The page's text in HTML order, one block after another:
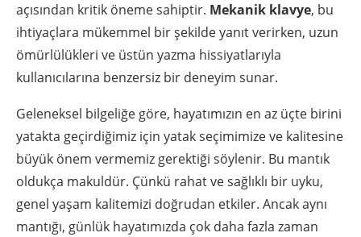
açısından kritik öneme sahiptir. Mekanik klavye, bu
ihtiyaçlara mükemmel bir şekilde yanıt verirken, uzun
ömürlülükleri ve üstün yazma hissiyatlarıyla
kullanıcılarına benzersiz bir deneyim sunar.
Geleneksel bilgeliğe göre, hayatımızın en az üçte birini
yatakta geçirdiğimiz için yatak seçimimize ve kalitesine
büyük önem vermemiz gerektiği söylenir. Bu mantık
oldukça makuldür. Çünkü rahat ve sağlıklı bir uyku,
genel yaşam kalitemizi doğrudan etkiler. Ancak aynı
mantığı, günlük hayatımızda çok daha fazla zaman